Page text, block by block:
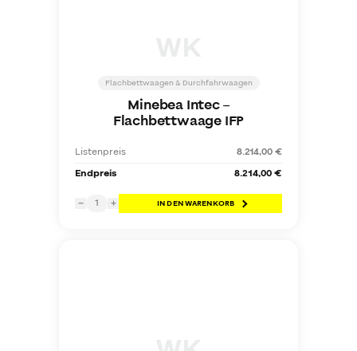
Flachbettwaagen & Durchfahrwaagen
Minebea Intec–
Flachbettwaage IFP
Listenpreis
8.214,00 €
Endpreis
8.214,00 €
− 1 + IN DEN WARENKORB